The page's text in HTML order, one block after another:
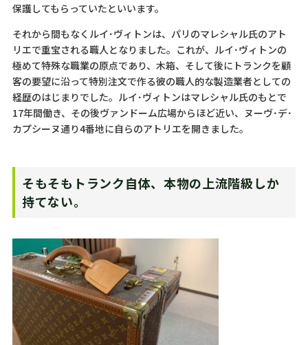
保護してもらっていたといいます。
それから間もなくルイ･ヴィトンは、パリのマレシャル氏のアト
リエで重宝される職人となりました。これが、ルイ･ヴィトンの
極めて特殊な職業の原点であり、木箱、そして後にトランクを顧
客の要望に沿って特別注文で作る彼の職人的な製造業者としての
経歴のはじまりでした。ルイ･ヴィトンはマレシャル氏のもとで
17年間働き、その後ヴァンドーム広場からほど近い、ヌーヴ･デ･
カプシーヌ通り4番地に自らのアトリエを開きました。
そもそもトランク自体、本物の上流階級しか
持てない。